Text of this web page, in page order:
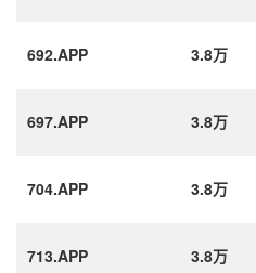
692.APP 3.8万
697.APP 3.8万
704.APP 3.8万
713.APP 3.8万